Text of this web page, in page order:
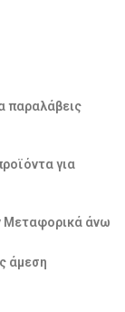
παραλάβεις
για
άνω
άμεση